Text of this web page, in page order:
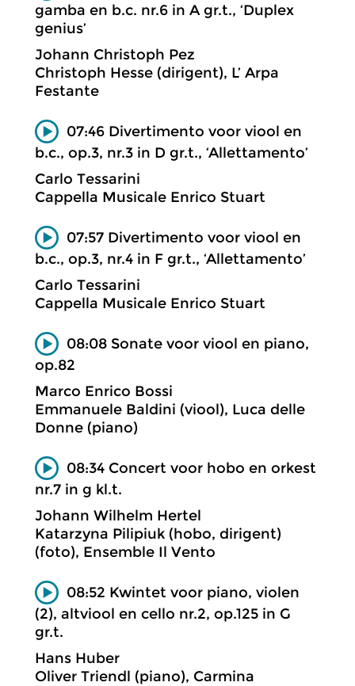
gamba en b.c. nr.6 in A gr.t., ‘Duplex
genius’
Johann Christoph Pez
Christoph Hesse (dirigent), L’ Arpa
Festante
07:46 Divertimento voor viool en
b.c., op.3, nr.3 in D gr.t., ‘Allettamento’
Carlo Tessarini
Cappella Musicale Enrico Stuart
07:57 Divertimento voor viool en
b.c., op.3, nr.4 in F gr.t., ‘Allettamento’
Carlo Tessarini
Cappella Musicale Enrico Stuart
08:08 Sonate voor viool en piano,
op.82
Marco Enrico Bossi
Emmanuele Baldini (viool), Luca delle
Donne (piano)
08:34 Concert voor hobo en orkest
nr.7 in g kl.t.
Johann Wilhelm Hertel
Katarzyna Pilipiuk (hobo, dirigent)
(foto), Ensemble Il Vento
08:52 Kwintet voor piano, violen
(2), altviool en cello nr.2, op.125 in G
gr.t.
Hans Huber
Oliver Triendl (piano), Carmina